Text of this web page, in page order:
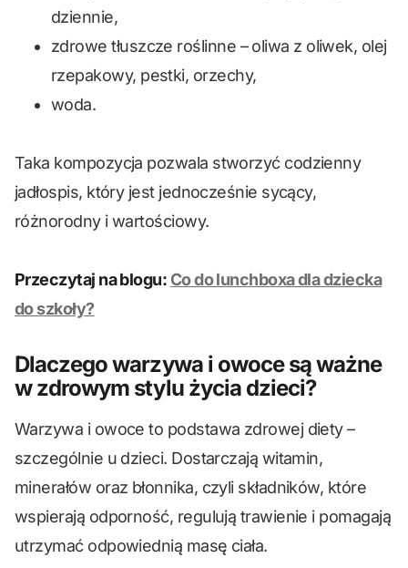
dziennie,
zdrowe tłuszcze roślinne – oliwa z oliwek, olej
rzepakowy, pestki, orzechy,
woda.
Taka kompozycja pozwala stworzyć codzienny
jadłospis, który jest jednocześnie sycący,
różnorodny i wartościowy.
Przeczytaj na blogu: Co do lunchboxa dla dziecka
do szkoły?
Dlaczego warzywa i owoce są ważne
w zdrowym stylu życia dzieci?
Warzywa i owoce to podstawa zdrowej diety –
szczególnie u dzieci. Dostarczają witamin,
minerałów oraz błonnika, czyli składników, które
wspierają odporność, regulują trawienie i pomagają
utrzymać odpowiednią masę ciała.